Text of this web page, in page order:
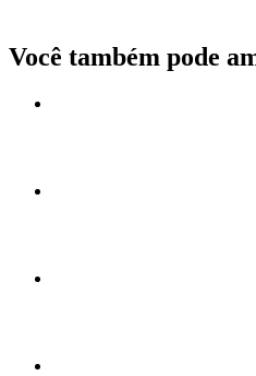
Você também pode